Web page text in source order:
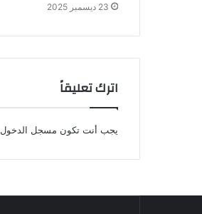
23 ديسمبر 2025
اترك تعليقاً
يجب أنت تكون مسجل الدخول